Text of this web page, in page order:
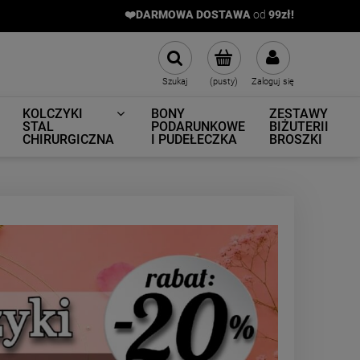
❤️DARMOWA DOSTAWA od 99zł!
(pusty) Zaloguj się
Szukaj
KOLCZYKI
STAL
CHIRURGICZNA
BONY
PODARUNKOWE
I PUDEŁECZKA
ZESTAWY
BIŻUTERII
BROSZKI